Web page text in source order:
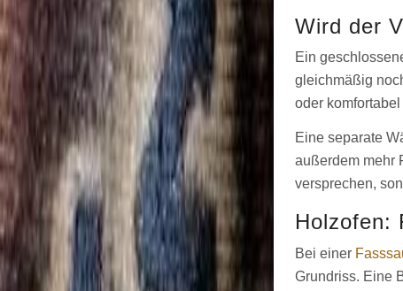
Wird der
Ein
gleichmäßig
oder
Eine separate
außerdem mehr
versprechen,
Holzofen:
Bei einer
Grundriss. Eine